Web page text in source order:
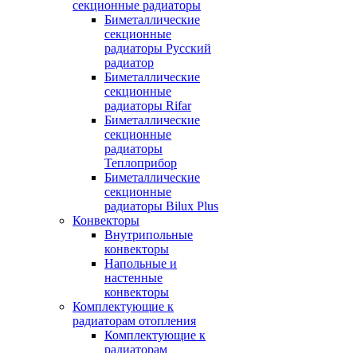
секционные радиаторы
Биметаллические
секционные
радиаторы Русский
радиатор
Биметаллические
секционные
радиаторы Rifar
Биметаллические
секционные
радиаторы
Теплоприбор
Биметаллические
секционные
радиаторы Bilux Plus
Конвекторы
Внутрипольные
конвекторы
Напольные и
настенные
конвекторы
Комплектующие к
радиаторам отопления
Комплектующие к
радиаторам